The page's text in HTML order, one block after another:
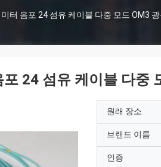
터 음포 24 섬유 케이블 다중 모드 OM3
24 섬유 케이블 다중
원래 장소
브랜드 이름
인증